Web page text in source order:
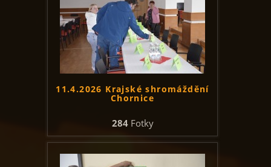
11.4.2026 Krajské shromáždění
Chornice
284Fotky